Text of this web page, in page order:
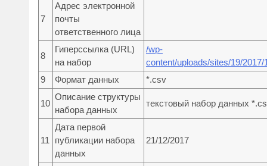
7
Адрес электронной
почты
ответственного лица
8
Гиперссылка (URL)
на набор
/wp-
content/uploads/sites/19/
9
Формат данных *.csv
10
Описание структуры
набора данных
текстовый набор данных
11
Дата первой
публикации набора
данных
21/12/2017